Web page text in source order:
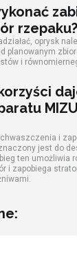
rzepaku?
oprysk
planowanym
i
i
jest do
ten umożliwia
i zapobiega